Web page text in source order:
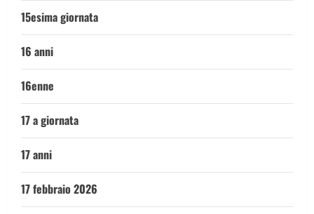
15esima giornata
16 anni
16enne
17 a giornata
17 anni
17 febbraio 2026